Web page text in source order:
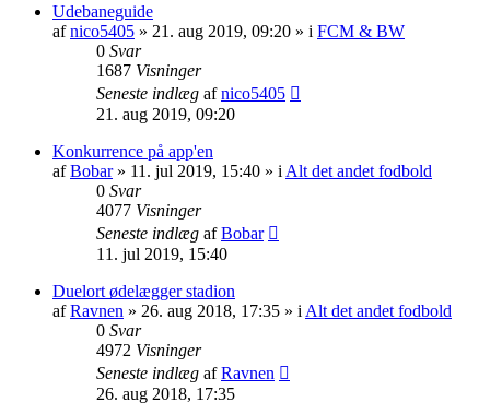
Udebaneguide
afnico5405 » 21. aug 2019, 09:20 » i FCM & BW
0 Svar
1687 Visninger
Seneste indlæg afnico5405
21. aug 2019, 09:20
Konkurrence på app'en
afBobar» 11. jul 2019, 15:40 » i Alt det andet fodbold
0 Svar
4077 Visninger
Seneste indlæg afBobar
11. jul 2019, 15:40
Duelort ødelægger stadion
afRavnen » 26. aug 2018, 17:35 » i Alt det andet fodbold
0 Svar
4972 Visninger
Seneste indlæg afRavnen
26. aug 2018, 17:35